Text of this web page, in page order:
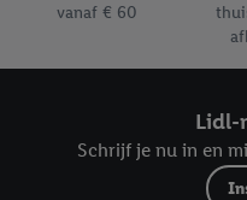
vanaf € 60
Lidl-
Schrijf je nu in en